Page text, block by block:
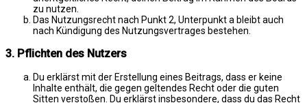
zu nutzen.
Das Nutzungsrecht nach Punkt 2, Unterpunkt a bleibt auch
nach Kündigung des Nutzungsvertrages bestehen.
3. Pflichten des Nutzers
Du erklärst mit der Erstellung eines Beitrags, dass er keine
Inhalte enthält, die gegen geltendes Recht oder die guten
Sitten verstoßen. Du erklärst insbesondere, dass du das Recht